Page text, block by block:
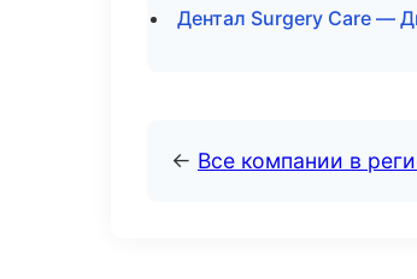
Дентал Surgery Care —
← Все компании в